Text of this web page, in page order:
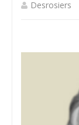
Desrosiers